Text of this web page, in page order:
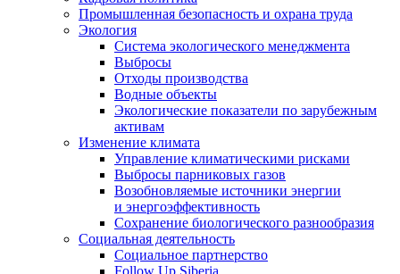
Промышленная безопасность и охрана труда
Экология
Система экологического менеджмента
Выбросы
Отходы производства
Водные объекты
Экологические показатели по зарубежным
активам
Изменение климата
Управление климатическими рисками
Выбросы парниковых газов
Возобновляемые источники энергии
и энергоэффективность
Сохранение биологического разнообразия
Социальная деятельность
Социальное партнерство
Follow Up Siberia